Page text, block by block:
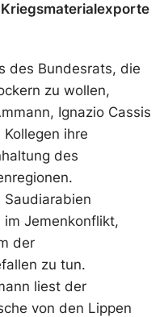
des Bundesrats, die
zu wollen,
Ignazio Cassis
ihre
des
Saudiarabien
Jemenkonflikt,
der
zu tun.
liest der
von den Lippen